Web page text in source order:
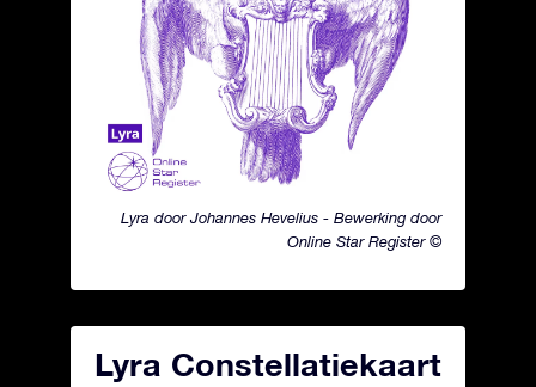
Lyra door Johannes Hevelius - Bewerking door
Online Star Register ©
Lyra Constellatiekaart